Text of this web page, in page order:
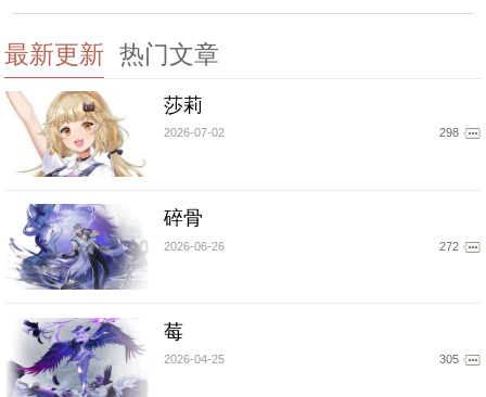
最新更新 热门文章
莎莉
2026-07-02 298
碎骨
2026-06-26 272
莓
2026-04-25 305